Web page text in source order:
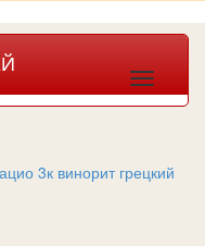
Toggle
3к винорит грецкий